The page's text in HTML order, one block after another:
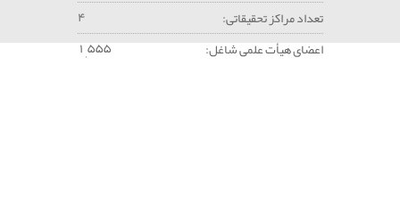
تعداد مراکز تحقیقاتی:
۴
اعضای هیأت علمی شاغل:
۱,۵۵۵